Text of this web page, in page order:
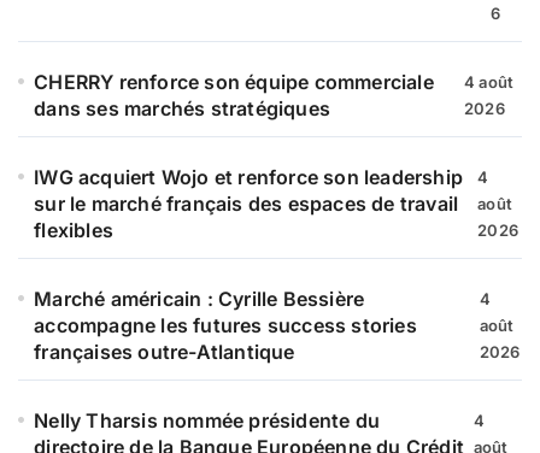
6
CHERRY renforce son équipe commerciale
dans ses marchés stratégiques
4 août
2026
IWG acquiert Wojo et renforce son leadership
sur le marché français des espaces de travail
flexibles
4
août
2026
Marché américain : Cyrille Bessière
accompagne les futures success stories
françaises outre-Atlantique
4
août
2026
Nelly Tharsis nommée présidente du
directoire de la Banque Européenne du Crédit
4
août